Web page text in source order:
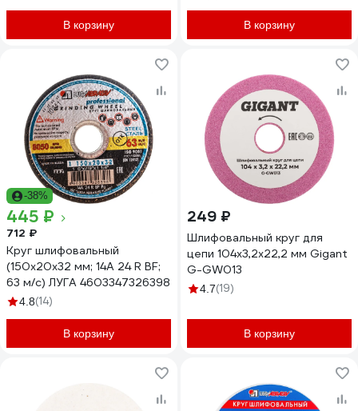
В корзину В корзину
-38%
445 ₽
712 ₽
Круг шлифовальный
(150х20х32 мм; 14А 24 R BF;
63 м/с) ЛУГА 4603347326398
4.8(14)
В корзину
249 ₽
Шлифовальный круг для
цепи 104x3,2x22,2 мм Gigant
G-GW013
4.7(19)
В корзину